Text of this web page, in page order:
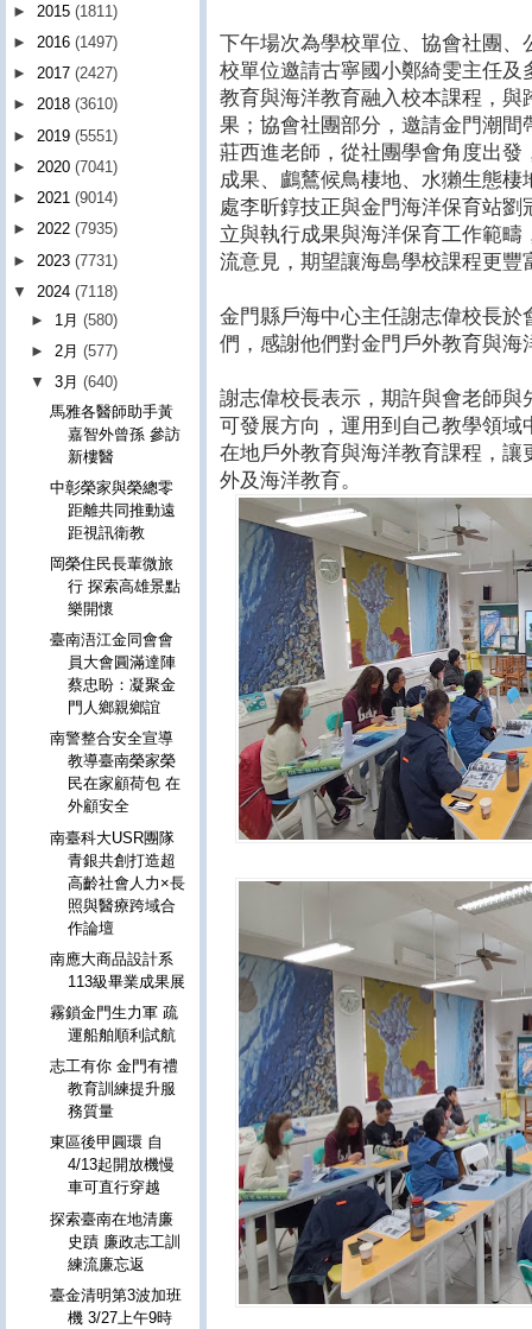
下午場次為學校單位、協會社團
校單位邀請古寧國小鄭綺雯主任
教育與海洋教育融入校本課程，
果；協會社團部分，邀請金門潮
莊西進老師，從社團學會角度出
成果、鸕鶿候鳥棲地、水獺生態
處李昕錞技正與金門海洋保育站
立與執行成果與海洋保育工作範
流意見，期望讓海島學校課程更
金門縣戶海中心主任謝志偉校長
們，感謝他們對金門戶外教育與海
謝志偉校長表示，期許與會老師
可發展方向，運用到自己教學領
在地戶外教育與海洋教育課程，
外及海洋教育。
► 2015 (1811)
► 2016 (1497)
► 2017 (2427)
► 2018 (3610)
► 2019 (5551)
► 2020 (7041)
► 2021 (9014)
► 2022 (7935)
► 2023 (7731)
▼ 2024 (7118)
► 1月(580)
►2月(577)
▼3月(640)
馬雅各醫師助手黃
嘉智外曾孫 參訪
新樓醫
中彰榮家與榮總零
距離共同推動遠
距視訊衛教
岡榮住民長輩微旅
行 探索高雄景點
樂開懷
臺南浯江金同會會
員大會圓滿達陣
蔡忠盼：凝聚金
門人鄉親鄉誼
南警整合安全宣導
教導臺南榮家榮
民在家顧荷包 在
外顧安全
南臺科大USR團隊
青銀共創打造超
高齡社會人力×長
照與醫療跨域合
作論壇
南應大商品設計系
113級畢業成果展
霧鎖金門生力軍 疏
運船舶順利試航
志工有你 金門有禮
教育訓練提升服
務質量
東區後甲圓環 自
4/13起開放機慢
車可直行穿越
探索臺南在地清廉
史蹟 廉政志工訓
練流廉忘返
臺金清明第3波加班
機 3/27上午9時